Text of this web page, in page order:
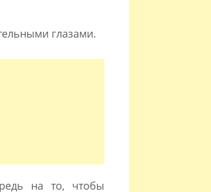
глазами.
на то, чтобы